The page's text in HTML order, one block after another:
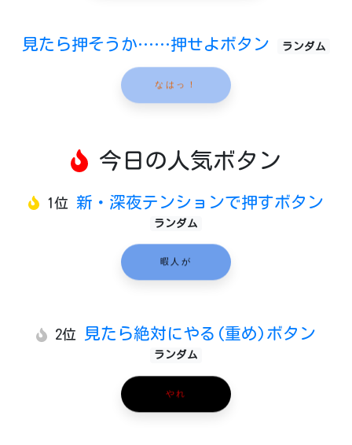
見たら押そうか……押せよボタン ランダム
なはっ！
今日の人気ボタン
1位 新・深夜テンションで押すボタン
ランダム
暇人が
2位 見たら絶対にやる(重め)ボタン
ランダム
やれ